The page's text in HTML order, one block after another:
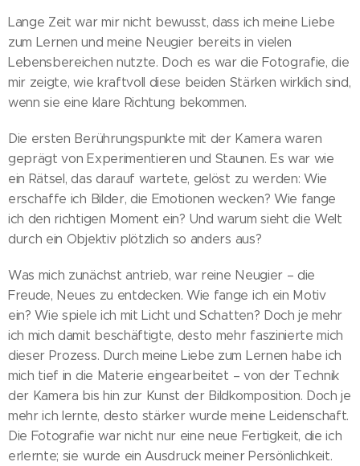
Lange Zeit war mir nicht bewusst, dass ich meine Liebe
zum Lernen und meine Neugier bereits in vielen
Lebensbereichen nutzte. Doch es war die Fotografie, die
mir zeigte, wie kraftvoll diese beiden Stärken wirklich sind,
wenn sie eine klare Richtung bekommen.
Die ersten Berührungspunkte mit der Kamera waren
geprägt von Experimentieren und Staunen. Es war wie
ein Rätsel, das darauf wartete, gelöst zu werden: Wie
erschaffe ich Bilder, die Emotionen wecken? Wie fange
ich den richtigen Moment ein? Und warum sieht die Welt
durch ein Objektiv plötzlich so anders aus?
Was mich zunächst antrieb, war reine Neugier – die
Freude, Neues zu entdecken. Wie fange ich ein Motiv
ein? Wie spiele ich mit Licht und Schatten? Doch je mehr
ich mich damit beschäftigte, desto mehr faszinierte mich
dieser Prozess. Durch meine Liebe zum Lernen habe ich
mich tief in die Materie eingearbeitet – von der Technik
der Kamera bis hin zur Kunst der Bildkomposition. Doch je
mehr ich lernte, desto stärker wurde meine Leidenschaft.
Die Fotografie war nicht nur eine neue Fertigkeit, die ich
erlernte; sie wurde ein Ausdruck meiner Persönlichkeit.